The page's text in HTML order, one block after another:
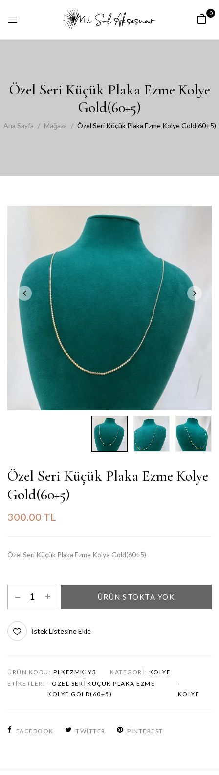
0
Özel Seri Küçük Plaka Ezme Kolye
Gold(60+5)
Ana Sayfa Mağaza Özel Seri Küçük Plaka Ezme Kolye Gold(60+5)
Özel Seri Küçük Plaka Ezme Kolye
Gold(60+5)
300.00 TL
Özel Seri Küçük Plaka Ezme Kolye Gold(60+5)
ÜRÜN STOKTA YOK
İstek Listesine Ekle
ÜRÜN KODU: PLKEZMKLY3 KATEGORI: KOLYE
ETIKETLER: - ÖZEL SERI KÜÇÜK PLAKA EZME
KOLYE GOLD(60+5)
-
KOLYE
FACEBOOK TWITTER PINTEREST